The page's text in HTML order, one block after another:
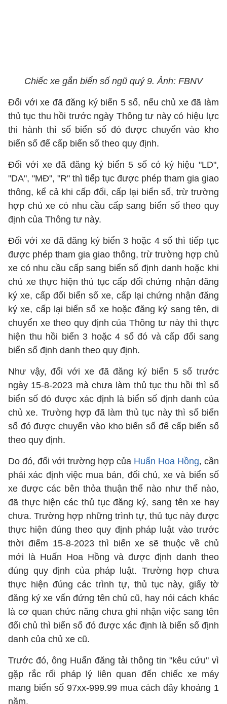
Chiếc xe gắn biển số ngũ quý 9. Ảnh: FBNV
Đối với xe đã đăng ký biển 5 số, nếu chủ xe đã làm
thủ tục thu hồi trước ngày Thông tư này có hiệu lực
thi hành thì số biển số đó được chuyển vào kho
biển số để cấp biển số theo quy định.
Đối với xe đã đăng ký biển 5 số có ký hiệu "LD",
"DA", "MĐ", "R" thì tiếp tục được phép tham gia giao
thông, kể cả khi cấp đổi, cấp lại biển số, trừ trường
hợp chủ xe có nhu cầu cấp sang biển số theo quy
định của Thông tư này.
Đối với xe đã đăng ký biển 3 hoặc 4 số thì tiếp tục
được phép tham gia giao thông, trừ trường hợp chủ
xe có nhu cầu cấp sang biển số định danh hoặc khi
chủ xe thực hiện thủ tục cấp đổi chứng nhận đăng
ký xe, cấp đổi biển số xe, cấp lại chứng nhận đăng
ký xe, cấp lại biển số xe hoặc đăng ký sang tên, di
chuyển xe theo quy định của Thông tư này thì thực
hiện thu hồi biển 3 hoặc 4 số đó và cấp đổi sang
biển số định danh theo quy định.
Như vậy, đối với xe đã đăng ký biển 5 số trước
ngày 15-8-2023 mà chưa làm thủ tục thu hồi thì số
biển số đó được xác định là biển số định danh của
chủ xe. Trường hợp đã làm thủ tục này thì số biển
số đó được chuyển vào kho biển số để cấp biển số
theo quy định.
Do đó, đối với trường hợp của Huấn Hoa Hồng, cần
phải xác định việc mua bán, đổi chủ, xe và biển số
xe được các bên thỏa thuận thế nào như thế nào,
đã thực hiện các thủ tục đăng ký, sang tên xe hay
chưa. Trường hợp những trình tự, thủ tục này được
thực hiện đúng theo quy định pháp luật vào trước
thời điểm 15-8-2023 thì biển xe sẽ thuộc về chủ
mới là Huấn Hoa Hồng và được định danh theo
đúng quy định của pháp luật. Trường hợp chưa
thực hiện đúng các trình tự, thủ tục này, giấy tờ
đăng ký xe vấn đứng tên chủ cũ, hay nói cách khác
là cơ quan chức năng chưa ghi nhận việc sang tên
đổi chủ thì biển số đó được xác định là biển số định
danh của chủ xe cũ.
Trước đó, ông Huấn đăng tải thông tin "kêu cứu" vì
gặp rắc rối pháp lý liên quan đến chiếc xe máy
mang biển số 97xx-999.99 mua cách đây khoảng 1
năm.